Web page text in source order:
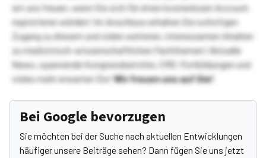
wir uns freuen, wenn Sie sich für einen kostenlosen Account
registrieren würden! Im Anschluss erhalten Sie sofortigen
Zugang zu diesem und vielen weiteren, interessanten Inhalten
zu medizinisch-wissenschaftlichen Fachthemen! Aktuelle
News, spannende Kongressberichte, CME-Fortbildungen und
vieles mehr erwarten Sie!Wir freuen uns auf Sie!
Bei Google bevorzugen
Sie möchten bei der Suche nach aktuellen Entwicklungen
häufiger unsere Beiträge sehen? Dann fügen Sie uns jetzt